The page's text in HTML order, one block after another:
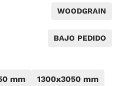
WOODGRAIN
BAJO PEDIDO
mm 1300x3050 mm